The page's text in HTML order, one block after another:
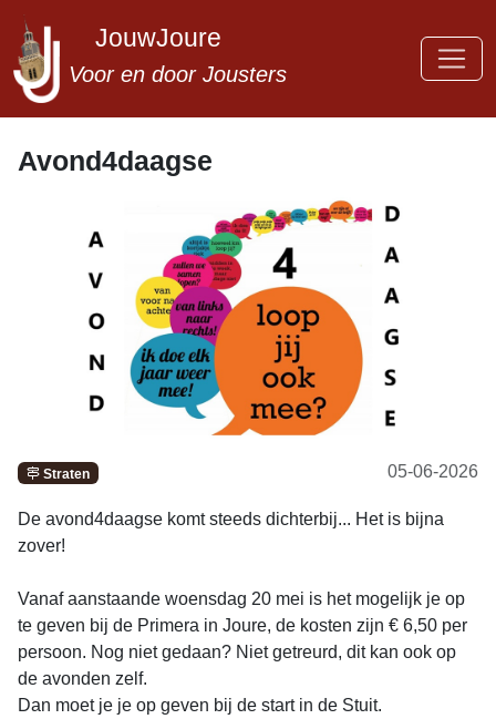
JouwJoure
Voor en door Jousters
Avond4daagse
Straten 05-06-2026
De avond4daagse komt steeds dichterbij... Het is bijna
zover!
Vanaf aanstaande woensdag 20 mei is het mogelijk je op
te geven bij de Primera in Joure, de kosten zijn € 6,50 per
persoon. Nog niet gedaan? Niet getreurd, dit kan ook op
de avonden zelf.
Dan moet je je op geven bij de start in de Stuit.